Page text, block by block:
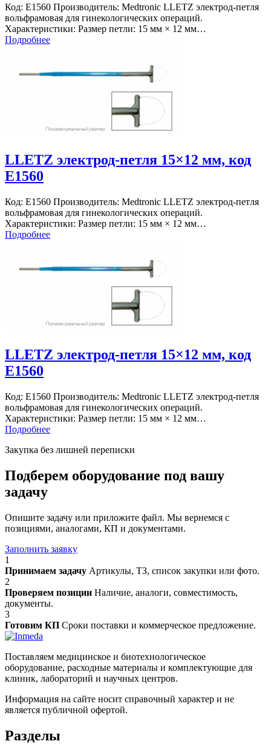
Код: E1560 Производитель: Medtronic LLETZ электрод-петля
вольфрамовая для гинекологических операций.
Характеристики: Размер петли: 15 мм × 12 мм…
Подробнее
LLETZ электрод-петля 15×12 мм, код
E1560
Код: E1560 Производитель: Medtronic LLETZ электрод-петля
вольфрамовая для гинекологических операций.
Характеристики: Размер петли: 15 мм × 12 мм…
Подробнее
LLETZ электрод-петля 15×12 мм, код
E1560
Код: E1560 Производитель: Medtronic LLETZ электрод-петля
вольфрамовая для гинекологических операций.
Характеристики: Размер петли: 15 мм × 12 мм…
Подробнее
Закупка без лишней переписки
Подберем оборудование под вашу
задачу
Опишите задачу или приложите файл. Мы вернемся с
позициями, аналогами, КП и документами.
Заполнить заявку
1
Принимаем задачу Артикулы, ТЗ, список закупки или фото.
2
Проверяем позиции Наличие, аналоги, совместимость,
документы.
3
Готовим КП Сроки поставки и коммерческое предложение.
Поставляем медицинское и биотехнологическое
оборудование, расходные материалы и комплектующие для
клиник, лабораторий и научных центров.
Информация на сайте носит справочный характер и не
является публичной офертой.
Разделы